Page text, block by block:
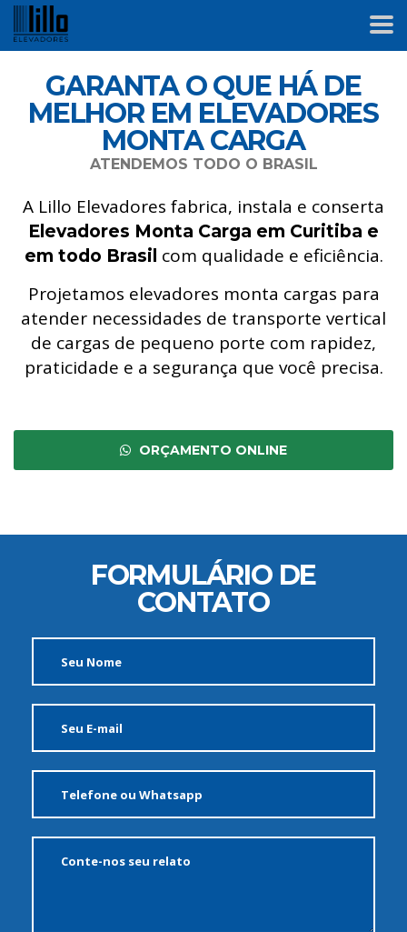
GARANTA O QUE HÁ DE
MELHOR EM ELEVADORES
MONTA CARGA
ATENDEMOS TODO O BRASIL
A Lillo Elevadores fabrica, instala e conserta
Elevadores Monta Carga em Curitiba e
em todo Brasil com qualidade e eficiência.
Projetamos elevadores monta cargas para
atender necessidades de transporte vertical
de cargas de pequeno porte com rapidez,
praticidade e a segurança que você precisa.
ORÇAMENTO ONLINE
FORMULÁRIO DE
CONTATO